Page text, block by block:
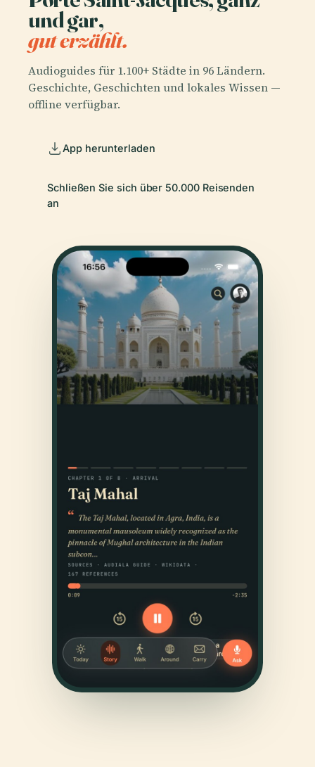
und gar,
gut erzählt.
Audioguides für 1.100+ Städte in 96 Ländern.
Geschichte, Geschichten und lokales Wissen —
offline verfügbar.
App herunterladen
Schließen Sie sich über 50.000 Reisenden
an